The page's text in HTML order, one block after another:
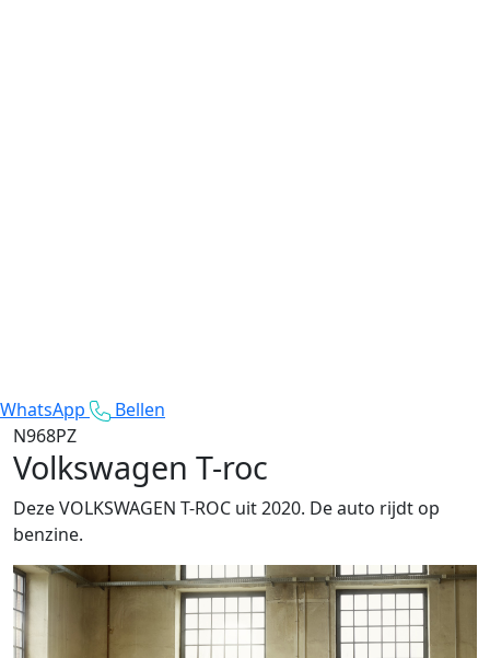
WhatsApp
Bellen
N968PZ
Volkswagen T-roc
Deze VOLKSWAGEN T-ROC uit 2020. De auto rijdt op
benzine.